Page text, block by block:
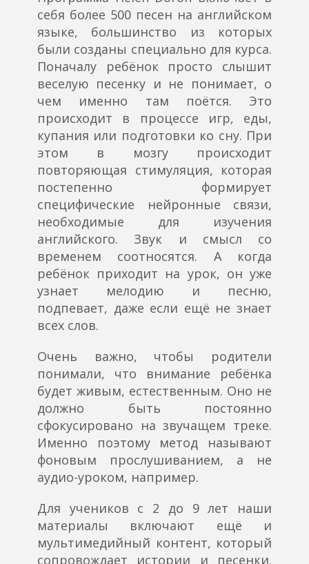
себя более 500 песен на английском
языке, большинство из которых
были созданы специально для курса.
Поначалу ребёнок просто слышит
веселую песенку и не понимает, о
чем именно там поётся. Это
происходит в процессе игр, еды,
купания или подготовки ко сну. При
этом в мозгу происходит
повторяющая стимуляция, которая
постепенно формирует
специфические нейронные связи,
необходимые для изучения
английского. Звук и смысл со
временем соотносятся. А когда
ребёнок приходит на урок, он уже
узнает мелодию и песню,
подпевает, даже если ещё не знает
всех слов.
Очень важно, чтобы родители
понимали, что внимание ребёнка
будет живым, естественным. Оно не
должно быть постоянно
сфокусировано на звучащем треке.
Именно поэтому метод называют
фоновым прослушиванием, а не
аудио-уроком, например.
Для учеников с 2 до 9 лет наши
материалы включают ещё и
мультимедийный контент, который
сопровождает истории и песенки.